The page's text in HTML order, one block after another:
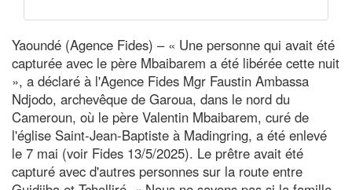
Yaoundé (Agence Fides) – « Une personne qui avait été
capturée avec le père Mbaibarem a été libérée cette nuit
», a déclaré à l'Agence Fides Mgr Faustin Ambassa
Ndjodo, archevêque de Garoua, dans le nord du
Cameroun, où le père Valentin Mbaibarem, curé de
l'église Saint-Jean-Baptiste à Madingring, a été enlevé
le 7 mai (voir Fides 13/5/2025). Le prêtre avait été
capturé avec d'autres personnes sur la route entre